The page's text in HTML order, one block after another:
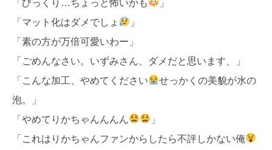
「びっくり…ちょっと怖いかも
」
「マット化はダメでしょ
」
「素の方が万倍可愛いわー」
「ごめんなさい。いずみさん、ダメだと思います、」
「こんな加工、やめてください
せっかくの美貌が水の
泡。」
「やめてりかちゃんんんん
」
「これはりかちゃんファンからしたら不評しかない俺